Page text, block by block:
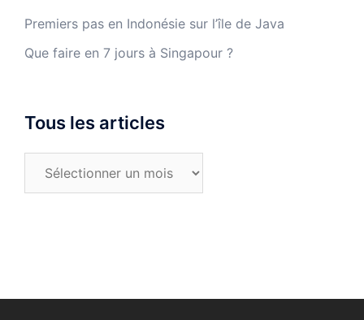
Premiers pas en Indonésie sur l’île de Java
Que faire en 7 jours à Singapour ?
Tous les articles